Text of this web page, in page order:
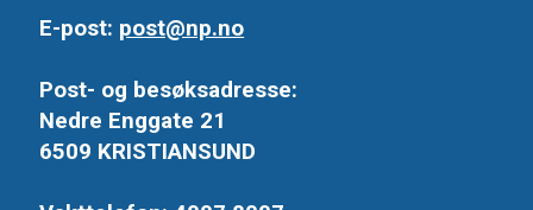
E-post: post@np.no
Post- og besøksadresse:
Nedre Enggate 21
6509 KRISTIANSUND